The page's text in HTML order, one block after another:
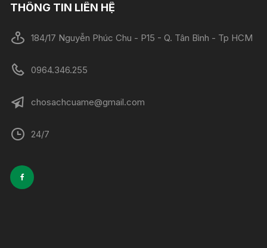
THÔNG TIN LIÊN HỆ
184/17 Nguyễn Phúc Chu - P15 - Q. Tân Bình - Tp HCM
0964.346.255
chosachcuame@gmail.com
24/7